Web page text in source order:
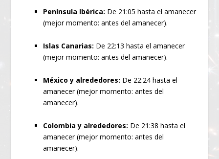
Península Ibérica: De 21:05 hasta el amanecer
(mejor momento: antes del amanecer).
Islas Canarias: De 22:13 hasta el amanecer
(mejor momento: antes del amanecer).
México y alrededores: De 22:24 hasta el
amanecer (mejor momento: antes del
amanecer).
Colombia y alrededores: De 21:38 hasta el
amanecer (mejor momento: antes del
amanecer).